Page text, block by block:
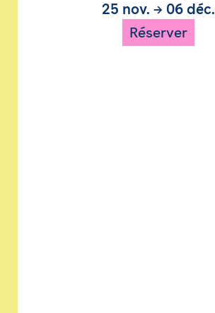
25 nov. → 06 déc.
Réserver